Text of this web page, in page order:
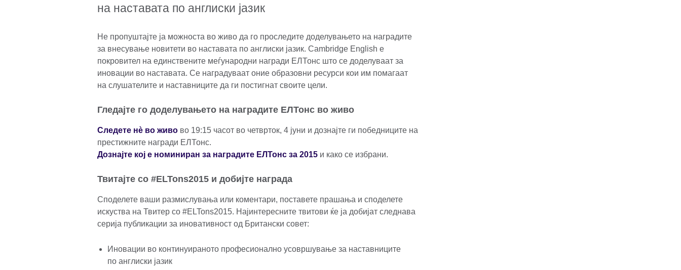
на наставата по англиски јазик
Не пропуштајте ја можноста во живо да го проследите доделувањето на наградите
за внесување новитети во наставата по англиски јазик. Cambridge English е
покровител на единствените меѓународни награди ЕЛТонс што се доделуваат за
иновации во наставата. Се наградуваат оние образовни ресурси кои им помагаат
на слушателите и наставниците да ги постигнат своите цели.
Гледајте го доделувањето на наградите ЕЛТонс во живо
Следете нè во живо во 19:15 часот во четврток, 4 јуни и дознајте ги победниците на
престижните награди ЕЛТонс.
Дознајте кој е номиниран за наградите ЕЛТонс за 2015 и како се избрани.
Твитајте со #ELTons2015 и добијте награда
Споделете ваши размислувања или коментари, поставете прашања и споделете
искуства на Твитер со #ELTons2015. Најинтересните твитови ќе ја добијат следнава
серија публикации за иновативност од Британски совет:
Иновации во континуираното професионално усовршување за наставниците
по англиски јазик